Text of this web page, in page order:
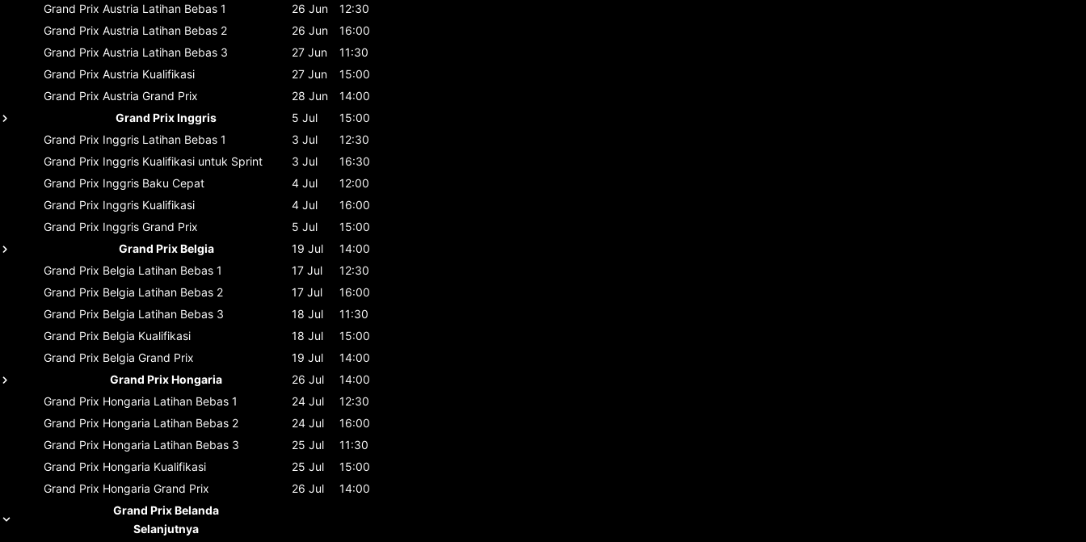
Grand Prix Austria Latihan Bebas 1 26 Jun
12:30
Grand Prix Austria Latihan Bebas 2 26 Jun
16:00
Grand Prix Austria Latihan Bebas 3 27 Jun
11:30
Grand Prix Austria Kualifikasi 27 Jun
15:00
Grand Prix Austria Grand Prix 28 Jun
14:00
Grand Prix Inggris
5 Jul
15:00
Grand Prix Inggris Latihan Bebas 1 3 Jul
12:30
Grand Prix Inggris Kualifikasi untuk Sprint 3 Jul
16:30
Grand Prix Inggris Baku Cepat 4 Jul
12:00
Grand Prix Inggris Kualifikasi 4 Jul
16:00
Grand Prix Inggris Grand Prix 5 Jul
15:00
Grand Prix Belgia
19 Jul
14:00
Grand Prix Belgia Latihan Bebas 1 17 Jul
12:30
Grand Prix Belgia Latihan Bebas 2 17 Jul
16:00
Grand Prix Belgia Latihan Bebas 3 18 Jul
11:30
Grand Prix Belgia Kualifikasi 18 Jul
15:00
Grand Prix Belgia Grand Prix 19 Jul
14:00
Grand Prix Hongaria
26 Jul
14:00
Grand Prix Hongaria Latihan Bebas 1 24 Jul
12:30
Grand Prix Hongaria Latihan Bebas 2 24 Jul
16:00
Grand Prix Hongaria Latihan Bebas 3 25 Jul
11:30
Grand Prix Hongaria Kualifikasi 25 Jul
15:00
Grand Prix Hongaria Grand Prix 26 Jul
14:00
Grand Prix Belanda
Selanjutnya